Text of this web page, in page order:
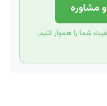
مشاوره
شما را هموار کنیم.